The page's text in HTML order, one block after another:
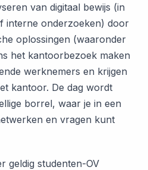
van digitaal bewijs (in
interne onderzoeken) door
oplossingen (waaronder
het kantoorbezoek maken
werknemers en krijgen
kantoor. De dag wordt
borrel, waar je in een
en vragen kunt
geldig studenten-OV